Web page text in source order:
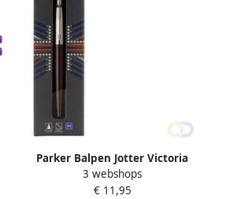
Parker Balpen Jotter Victoria
violet CT medium blister Ã 1
stuk
3 webshops
€ 11,95